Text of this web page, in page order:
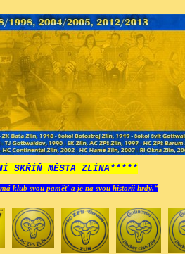
SKŘÍŇ MĚSTA ZLÍNA*****
klub svou paměť a je na svou historii hrdý.“